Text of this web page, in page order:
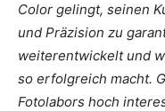
Color gelingt, seinen
und Präzision zu
weiterentwickelt und
so erfolgreich macht.
Fotolabors hoch